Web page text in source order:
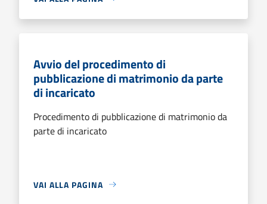
Avvio del procedimento di
pubblicazione di matrimonio da parte
di incaricato
Procedimento di pubblicazione di matrimonio da
parte di incaricato
VAI ALLA PAGINA